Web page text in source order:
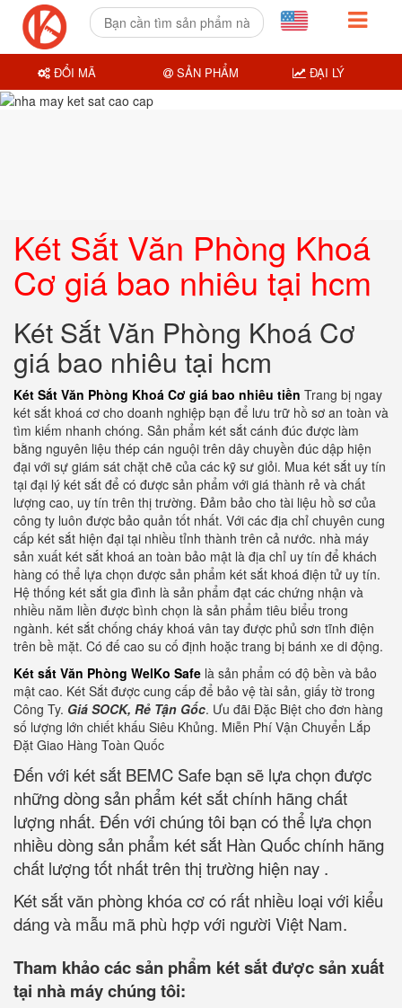
Két Sắt Văn Phòng Khoá
Cơ giá bao nhiêu tại hcm
Két Sắt Văn Phòng Khoá Cơ
giá bao nhiêu tại hcm
Két Sắt Văn Phòng Khoá Cơ giá bao nhiêu tiền Trang bị ngay
két sắt khoá cơ cho doanh nghiệp bạn để lưu trữ hồ sơ an toàn và
tìm kiếm nhanh chóng. Sản phẩm két sắt cánh đúc được làm
bằng nguyên liệu thép cán nguội trên dây chuyền đúc dập hiện
đại với sự giám sát chặt chẽ của các kỹ sư giỏi. Mua két sắt uy tín
tại đại lý két sắt để có được sản phẩm với giá thành rẻ và chất
lượng cao, uy tín trên thị trường. Đảm bảo cho tài liệu hồ sơ của
công ty luôn được bảo quản tốt nhất. Với các địa chỉ chuyên cung
cấp két sắt hiện đại tại nhiều tỉnh thành trên cả nước. nhà máy
sản xuất két sắt khoá an toàn bảo mật là địa chỉ uy tín để khách
hàng có thể lựa chọn được sản phẩm két sắt khoá điện tử uy tín.
Hệ thống két sắt gia đình là sản phẩm đạt các chứng nhận và
nhiều năm liền được bình chọn là sản phẩm tiêu biểu trong
ngành. két sắt chống cháy khoá vân tay được phủ sơn tĩnh điện
trên bề mặt. Có đế cao su cố định hoặc trang bị bánh xe di động.
Két sắt Văn Phòng WelKo Safe là sản phẩm có độ bền và bảo
mật cao. Két Sắt được cung cấp để bảo vệ tài sản, giấy tờ trong
Công Ty. Giá SOCK, Rẻ Tận Gốc. Ưu đãi Đặc Biệt cho đơn hàng
số lượng lớn chiết khấu Siêu Khủng. Miễn Phí Vận Chuyển Lắp
Đặt Giao Hàng Toàn Quốc
Đến với két sắt BEMC Safe bạn sẽ lựa chọn được
những dòng sản phẩm két sắt chính hãng chất
lượng nhất. Đến với chúng tôi bạn có thể lựa chọn
nhiều dòng sản phẩm két sắt Hàn Quốc chính hãng
chất lượng tốt nhất trên thị trường hiện nay .
Két sắt văn phòng khóa cơ có rất nhiều loại với kiểu
dáng và mẫu mã phù hợp với người Việt Nam.
Tham khảo các sản phẩm két sắt được sản xuất
tại nhà máy chúng tôi:
ĐỔI MÃ SẢN PHẨM ĐẠI LÝ